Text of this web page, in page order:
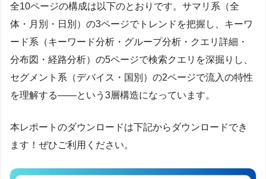
全10ページの構成は以下のとおりです。サマリ系（全
体・月別・日別）の3ページでトレンドを把握し、キーワ
ード系（キーワード分析・グループ分析・クエリ詳細・
分布図・経路分析）の5ページで検索クエリを深掘りし、
セグメント系（デバイス・国別）の2ページで流入の特性
を理解する——という3層構造になっています。
本レポートのダウンロードは下記からダウンロードでき
ます！ぜひご利用ください。